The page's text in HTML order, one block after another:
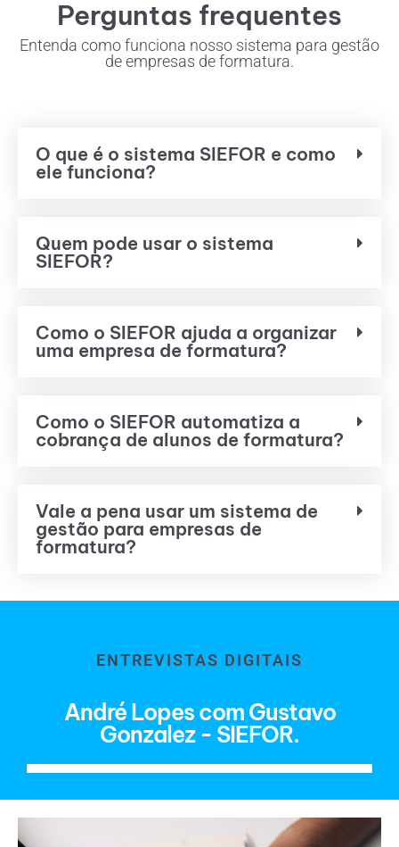
Perguntas frequentes
Entenda como funciona nosso sistema para gestão
de empresas de formatura.
O que é o sistema SIEFOR e como
ele funciona?
Quem pode usar o sistema
SIEFOR?
Como o SIEFOR ajuda a organizar
uma empresa de formatura?
Como o SIEFOR automatiza a
cobrança de alunos de formatura?
Vale a pena usar um sistema de
gestão para empresas de
formatura?
ENTREVISTAS DIGITAIS
André Lopes com Gustavo
Gonzalez - SIEFOR.